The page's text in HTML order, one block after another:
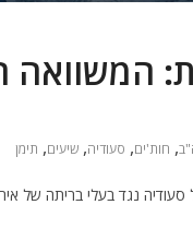
, חות'ים, סעודיה, שיעים, תימן
סעודיה נגד בעלי בריתה